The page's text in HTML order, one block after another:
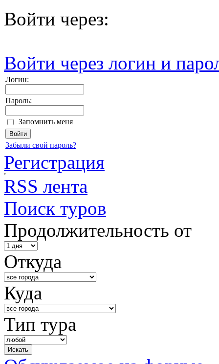
Войти через:
Войти через логин и
Логин:
Пароль:
Запомнить меня
Забыли свой пароль?
Регистрация
RSS лента
Поиск туров
Продолжительность от
Откуда
Куда
Тип тура